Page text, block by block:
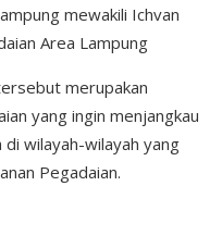
mewakili Ichvan
Area Lampung
merupakan
yang ingin menjangkau
wilayah-wilayah yang
Pegadaian.